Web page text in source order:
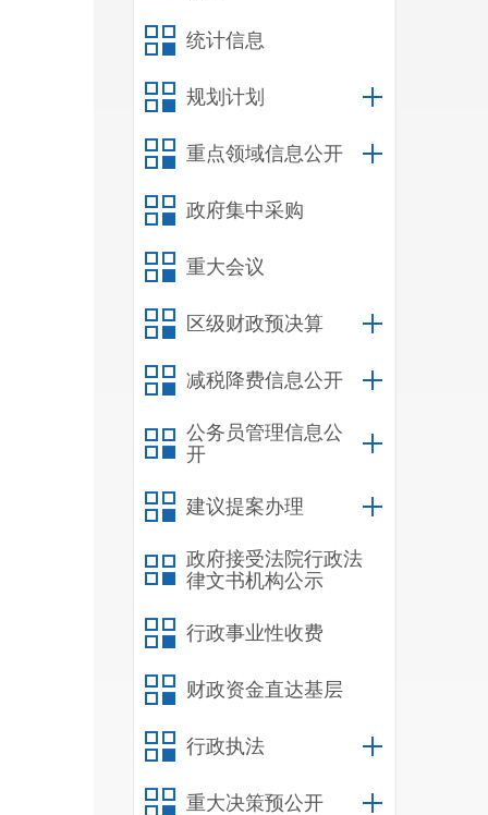
统计信息
规划计划
重点领域信息公开
政府集中采购
重大会议
区级财政预决算
减税降费信息公开
公务员管理信息公
开
建议提案办理
政府接受法院行政法
律文书机构公示
行政事业性收费
财政资金直达基层
行政执法
重大决策预公开